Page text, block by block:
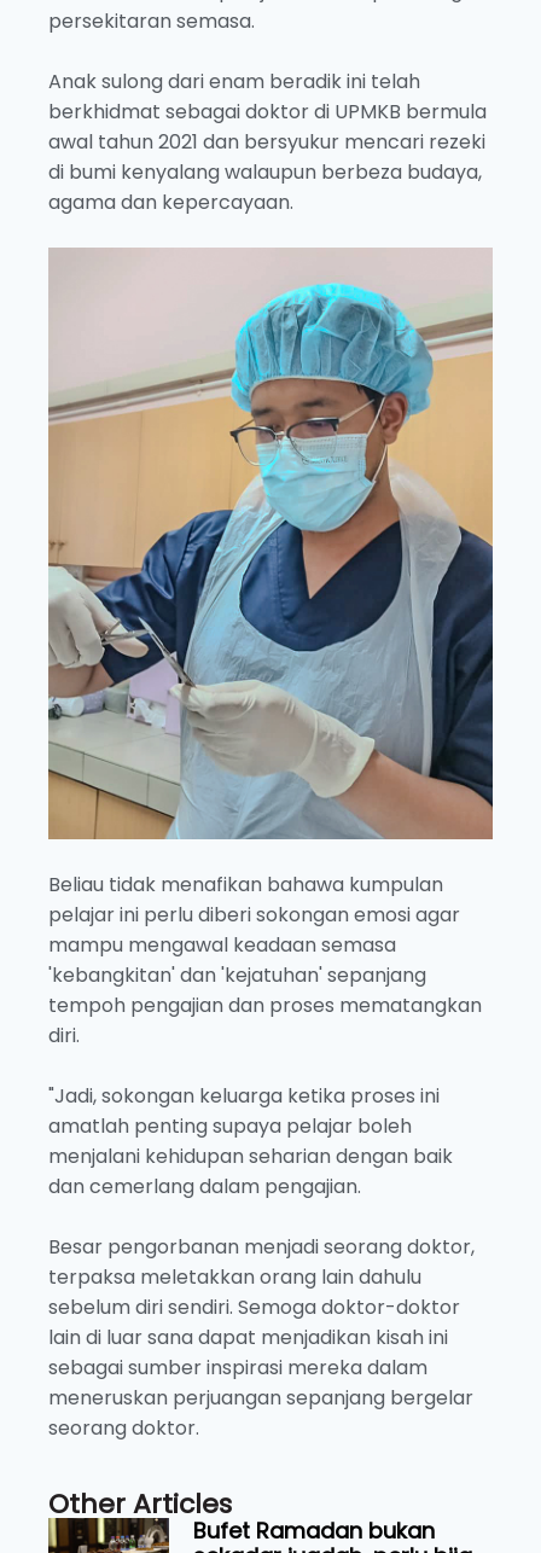
persekitaran semasa.
Anak sulong dari enam beradik ini telah
berkhidmat sebagai doktor di UPMKB bermula
awal tahun 2021 dan bersyukur mencari rezeki
di bumi kenyalang walaupun berbeza budaya,
agama dan kepercayaan.
Beliau tidak menafikan bahawa kumpulan
pelajar ini perlu diberi sokongan emosi agar
mampu mengawal keadaan semasa
'kebangkitan' dan 'kejatuhan' sepanjang
tempoh pengajian dan proses mematangkan
diri.
"Jadi, sokongan keluarga ketika proses ini
amatlah penting supaya pelajar boleh
menjalani kehidupan seharian dengan baik
dan cemerlang dalam pengajian.
Besar pengorbanan menjadi seorang doktor,
terpaksa meletakkan orang lain dahulu
sebelum diri sendiri. Semoga doktor-doktor
lain di luar sana dapat menjadikan kisah ini
sebagai sumber inspirasi mereka dalam
meneruskan perjuangan sepanjang bergelar
seorang doktor.
Other Articles
Bufet Ramadan bukan